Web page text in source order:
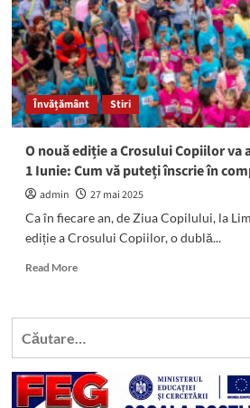
micuților
din
sudul
litoralului
Învățământ Stiri
O nouă ediție a Crosului Copiilor va
1 Iunie: Cum vă puteți înscrie în
admin
27 mai 2025
Ca în fiecare an, de Ziua Copilului, la
ediție a Crosului Copiilor, o dublă...
Read MoreRead
O
Crosului
Copiilor
Caută